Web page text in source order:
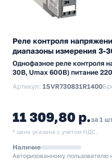
Реле контроля
диапазоны измерения
Однофазное реле контроля
30В, Umax 600B) питание
Артикул: 1SVR730831R1400
11 309,80 р.за 1
* цена указана с учетом НДС.
Наличие
Авторизованному пользователю